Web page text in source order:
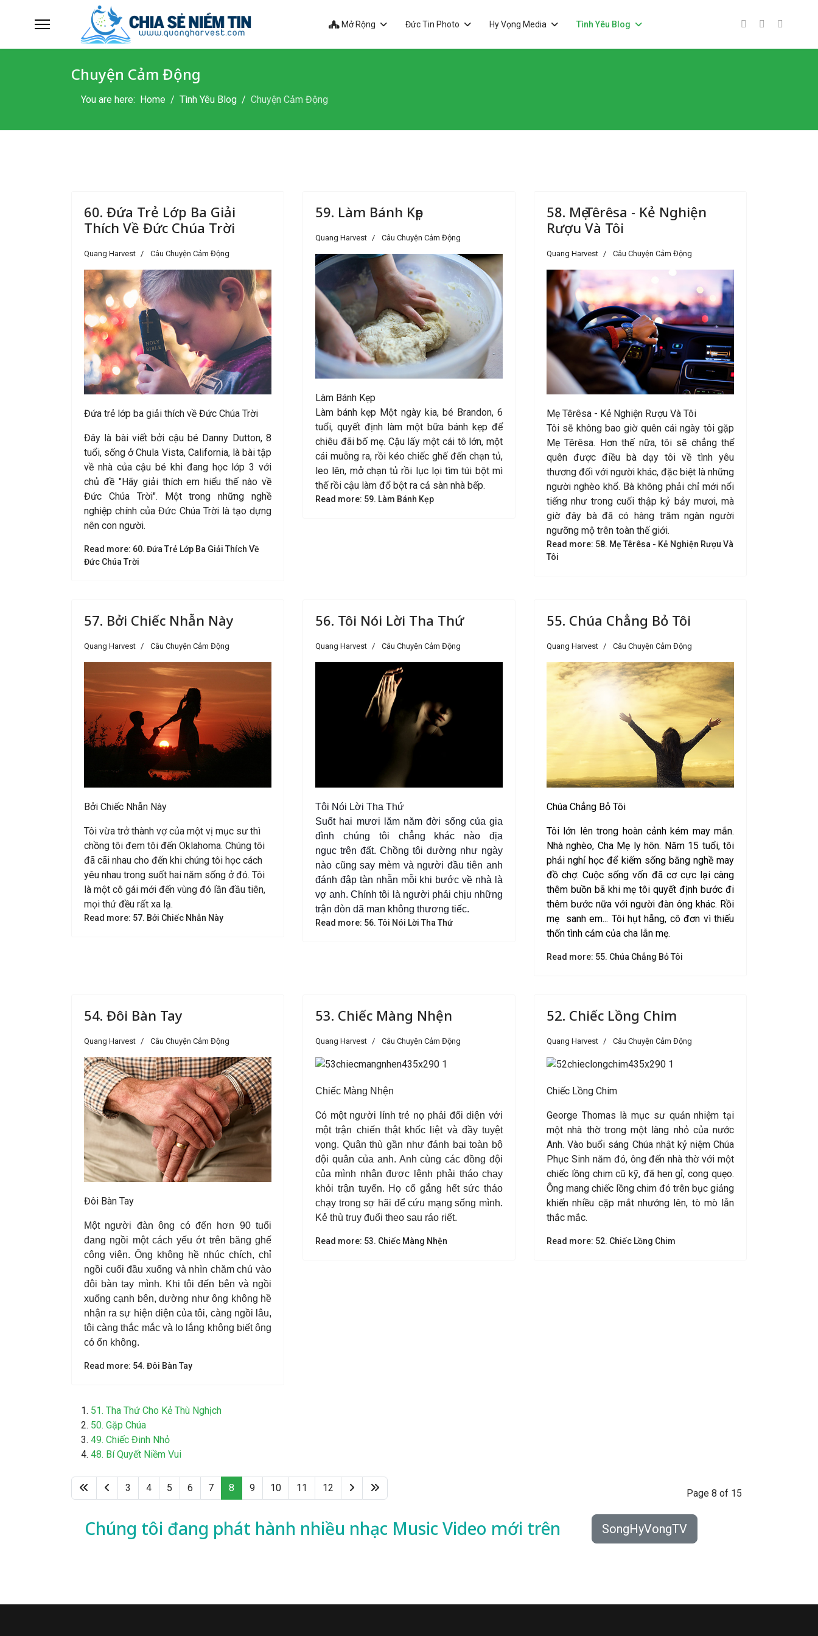
Mở Rộng Đức Tin Photo Hy Vọng Media Tình Yêu Blog
Chuyện Cảm Động
You are here: Home Tình Yêu Blog Chuyện Cảm Động
60. Đứa Trẻ Lớp Ba Giải
Thích Về Đức Chúa Trời
Quang Harvest Câu Chuyện Cảm Động
Đứa trẻ lớp ba giải thích về Đức Chúa Trời
Đây là bài viết bởi cậu bé Danny Dutton, 8
tuổi, sống ở Chula Vista, California, là bài tập
về nhà của cậu bé khi đang học lớp 3 với
chủ đề "Hãy giải thích em hiểu thế nào về
Đức Chúa Trời". Một trong những nghề
nghiệp chính của Đức Chúa Trời là tạo dựng
nên con người.
Read more: 60. Đứa Trẻ Lớp Ba Giải Thích Về
Đức Chúa Trời
59. Làm Bánh Kẹp
Quang Harvest Câu Chuyện Cảm Động
Làm Bánh Kẹp
Làm bánh kẹp Một ngày kia, bé Brandon, 6
tuổi, quyết định làm một bữa bánh kẹp để
chiêu đãi bố mẹ. Cậu lấy một cái tô lớn, một
cái muỗng ra, rồi kéo chiếc ghế đến chạn tủ,
leo lên, mở chạn tủ rồi lục lọi tìm túi bột mì
thế rồi cậu làm đổ bột ra cả sàn nhà bếp.
Read more: 59. Làm Bánh Kẹp
58. Mẹ Têrêsa - Kẻ Nghiện
Rượu Và Tôi
Quang Harvest Câu Chuyện Cảm Động
Mẹ Têrêsa - Kẻ Nghiện Rượu Và Tôi
Tôi sẽ không bao giờ quên cái ngày tôi gặp
Mẹ Têrêsa. Hơn thế nữa, tôi sẽ chẳng thể
quên được điều bà dạy tôi về tình yêu
thương đối với người khác, đặc biệt là những
người nghèo khổ. Bà không phải chỉ mới nổi
tiếng như trong cuối thập kỷ bảy mươi, mà
giờ đây bà đã có hàng trăm ngàn người
ngưỡng mộ trên toàn thế giới.
Read more: 58. Mẹ Têrêsa - Kẻ Nghiện Rượu Và
Tôi
57. Bởi Chiếc Nhẫn Này
Quang Harvest Câu Chuyện Cảm Động
Bởi Chiếc Nhẫn Này
Tôi vừa trở thành vợ của một vị mục sư thì
chồng tôi đem tôi đến Oklahoma. Chúng tôi
đã cãi nhau cho đến khi chúng tôi học cách
yêu nhau trong suốt hai năm sống ở đó. Tôi
là một cô gái mới đến vùng đó lần đầu tiên,
mọi thứ đều rất xa lạ.
Read more: 57. Bởi Chiếc Nhẫn Này
56. Tôi Nói Lời Tha Thứ
Quang Harvest Câu Chuyện Cảm Động
Tôi Nói Lời Tha Thứ
Suốt hai mươi lăm năm đời sống của gia
đình chúng tôi chẳng khác nào địa
ngục trên đất. Chồng tôi dường như ngày
nào cũng say mèm và người đầu tiên anh
đánh đập tàn nhẫn mỗi khi bước về nhà là
vợ anh. Chính tôi là người phải chịu những
trận đòn dã man không thương tiếc.
Read more: 56. Tôi Nói Lời Tha Thứ
55. Chúa Chẳng Bỏ Tôi
Quang Harvest Câu Chuyện Cảm Động
Chúa Chẳng Bỏ Tôi
Tôi lớn lên trong hoàn cảnh kém may mắn.
Nhà nghèo, Cha Mẹ ly hôn. Năm 15 tuổi, tôi
phải nghỉ học để kiếm sống bằng nghề may
đồ chợ. Cuộc sống vốn đã cơ cực lại càng
thêm buồn bã khi mẹ tôi quyết định bước đi
thêm bước nữa với người đàn ông khác. Rồi
mẹ sanh em... Tôi hụt hẫng, cô đơn vì thiếu
thốn tình cảm của cha lẫn mẹ.
Read more: 55. Chúa Chẳng Bỏ Tôi
54. Đôi Bàn Tay
Quang Harvest Câu Chuyện Cảm Động
Đôi Bàn Tay
Một người đàn ông có đến hơn 90 tuổi
đang ngồi một cách yếu ớt trên băng ghế
công viên. Ông không hề nhúc chích, chỉ
ngồi cuối đầu xuống và nhìn chăm chú vào
đôi bàn tay mình. Khi tôi đến bên và ngồi
xuống cạnh bên, dường như ông không hề
nhận ra sự hiện diện của tôi, càng ngồi lâu,
tôi càng thắc mắc và lo lắng không biết ông
có ổn không.
Read more: 54. Đôi Bàn Tay
53. Chiếc Màng Nhện
Quang Harvest Câu Chuyện Cảm Động
Chiếc Màng Nhện
Có một người lính trẻ nọ phải đối diện với
một trận chiến thật khốc liệt và đầy tuyệt
vọng. Quân thù gần như đánh bại toàn bộ
đội quân của anh. Anh cùng các đồng đội
của mình nhận được lệnh phải tháo chạy
khỏi trận tuyến. Họ cố gắng hết sức tháo
chạy trong sợ hãi để cứu mạng sống mình.
Kẻ thù truy đuổi theo sau ráo riết.
Read more: 53. Chiếc Màng Nhện
52. Chiếc Lồng Chim
Quang Harvest Câu Chuyện Cảm Động
Chiếc Lồng Chim
George Thomas là mục sư quản nhiệm tại
một nhà thờ trong một làng nhỏ của nước
Anh. Vào buổi sáng Chúa nhật kỷ niệm Chúa
Phục Sinh năm đó, ông đến nhà thờ với một
chiếc lồng chim cũ kỹ, đã hen gỉ, cong quẹo.
Ông mang chiếc lồng chim đó trên bục giảng
khiến nhiều cặp mắt nhướng lên, tò mò lẫn
thắc mắc.
Read more: 52. Chiếc Lồng Chim
51. Tha Thứ Cho Kẻ Thù Nghịch
50. Gặp Chúa
49. Chiếc Đinh Nhỏ
48. Bí Quyết Niềm Vui
Page 8 of 15
3 4 5 6 7 8 9 10 11 12
Chúng tôi đang phát hành nhiều nhạc Music Video mới trên SongHyVongTV